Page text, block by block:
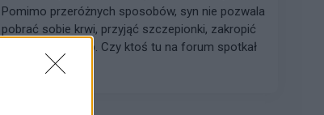
Pomimo przeróżnych sposobów, syn nie pozwala
pobrać sobie krwi, przyjąć szczepionki, zakropić
kropli do oczu, itp. Czy ktoś tu na forum spotkał